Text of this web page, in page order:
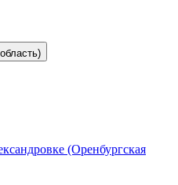
(Оренбургская